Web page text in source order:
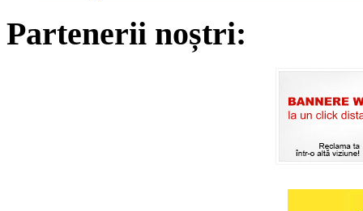
Partenerii noștri: